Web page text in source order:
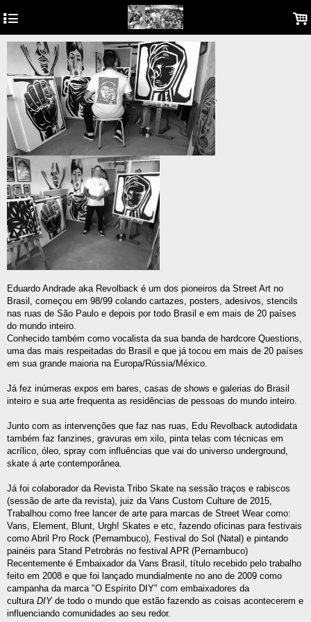
4 .
.
Eduardo Andrade aka Revolback é um dos pioneiros da Street Art no
Brasil, começou em 98/99 colando cartazes, posters, adesivos, stencils
nas ruas de São Paulo e depois por todo Brasil e em mais de 20 países
do mundo inteiro.
Conhecido também como vocalista da sua banda de hardcore Questions,
uma das mais respeitadas do Brasil e que já tocou em mais de 20 países
em sua grande maioria na Europa/Rússia/México.
Já fez inúmeras expos em bares, casas de shows e galerias do Brasil
inteiro e sua arte frequenta as residências de pessoas do mundo inteiro.
Junto com as intervenções que faz nas ruas, Edu Revolback autodidata
também faz fanzines, gravuras em xilo, pinta telas com técnicas em
acrílico, óleo, spray com influências que vai do universo underground,
skate á arte contemporânea.
Já foi colaborador da Revista Tribo Skate na sessão traços e rabiscos
(sessão de arte da revista), juiz da Vans Custom Culture de 2015,
Trabalhou como free lancer de arte para marcas de Street Wear como:
Vans, Element, Blunt, Urgh! Skates e etc, fazendo oficinas para festivais
como Abril Pro Rock (Pernambuco), Festival do Sol (Natal) e pintando
painéis para Stand Petrobrás no festival APR (Pernambuco)
Recentemente é Embaixador da Vans Brasil, título recebido pelo trabalho
feito em 2008 e que foi lançado mundialmente no ano de 2009 como
campanha da marca "O Espírito DIY" com embaixadores da
cultura DIYde todo o mundo que estão fazendo as coisas acontecerem e
influenciando comunidades ao seu redor.